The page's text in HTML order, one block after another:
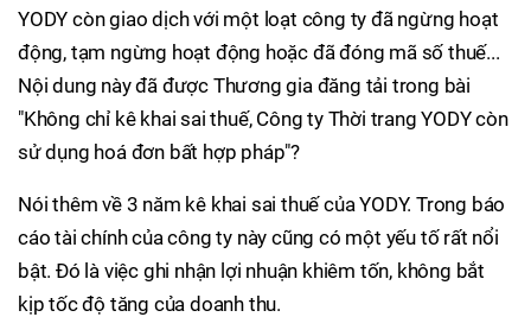
YODY còn giao dịch với một loạt công ty đã ngừng hoạt
động, tạm ngừng hoạt động hoặc đã đóng mã số thuế...
Nội dung này đã được Thương gia đăng tải trong bài
"Không chỉ kê khai sai thuế, Công ty Thời trang YODY còn
sử dụng hoá đơn bất hợp pháp"?
Nói thêm về 3 năm kê khai sai thuế của YODY. Trong báo
cáo tài chính của công ty này cũng có một yếu tố rất nổi
bật. Đó là việc ghi nhận lợi nhuận khiêm tốn, không bắt
kịp tốc độ tăng của doanh thu.